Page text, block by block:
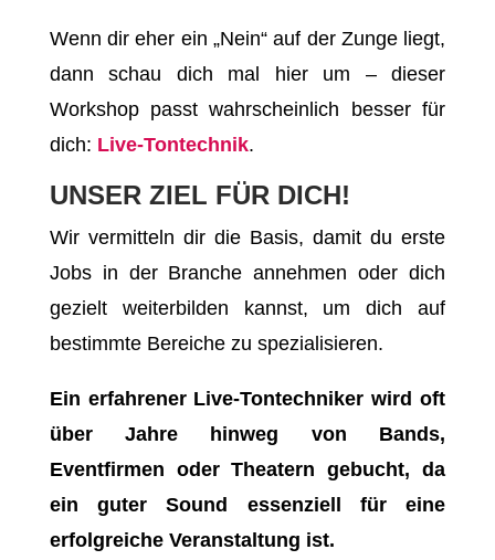
Wenn dir eher ein „Nein“ auf der Zunge liegt,
dann schau dich mal hier um – dieser
Workshop passt wahrscheinlich besser für
dich: Live-Tontechnik.
UNSER ZIEL FÜR DICH!
Wir vermitteln dir die Basis, damit du erste
Jobs in der Branche annehmen oder dich
gezielt weiterbilden kannst, um dich auf
bestimmte Bereiche zu spezialisieren.
Ein erfahrener Live-Tontechniker wird oft
über Jahre hinweg von Bands,
Eventfirmen oder Theatern gebucht, da
ein guter Sound essenziell für eine
erfolgreiche Veranstaltung ist.